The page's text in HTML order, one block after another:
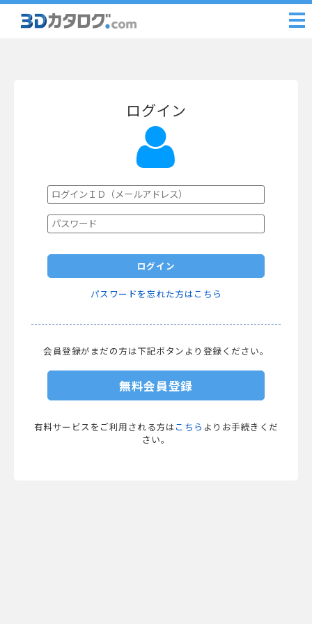
ログイン
ログイン
パスワードを忘れた方はこちら
会員登録がまだの方は下記ボタンより登録ください。
無料会員登録
有料サービスをご利用される方は こちら よりお手続きくだ
さい。